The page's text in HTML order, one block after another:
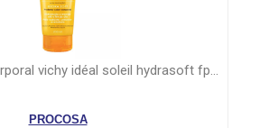
imunoglucan ds 30 capsulas
HEBRON